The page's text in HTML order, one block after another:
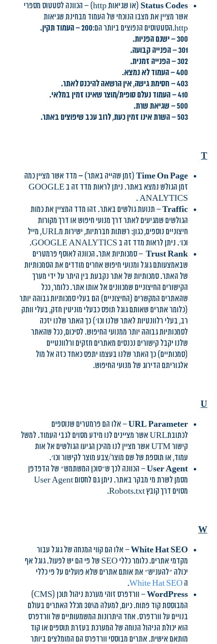
Status Codes
(או שגיאות http) – הכוונה לסטטוס מספרי
אשר מציין את מצבו הנוכחי של העמוד מבחינת שגיאות
http.הסטטוסים הנפוצים ביותר הם:
200 – העמוד תקין.
300 – ישנם הפניות.
301 – הפנייה קבועה.
302 – הפנייה זמנית.
400 – העמוד לא נמצא.
403 – חסימת גישה, אין הרשאה להיכנס לאתר.
410 – העמוד נעלם סופית/מוצר שאינו זמין במלאי.
500 – שגיאת שרת.
503 – השרת אינו זמין כעת, לרוב עכב שיפוצים באתר.
T
Time On Page (זמן שהייה באתר) – מדד אשר מציין כמה
זמן הגולש נמצא באתר. ניתן לראות מדד זה ב GOOGLE
ANALYTICS .
Traffic– תנועת גולשים באתר. זהו מדד המציין את כמות
הגולשים שמגיעים לאתר דרך מנועי חיפוש או דרך מקורות
חיצוניים נוספים, כגון: רשתות חברתיות, ישירות מURL, מייל
וכו׳. ניתן לראות מדד זה ב GOOGLE ANALYTICS.
Trust Rank – סמכותיות אתר. הכוונה לאוסף פרמטרים
שבאמצעותם גוגל ומנועי חיפוש אחרים מודדים את הסמכותיות
של האתר. סמכותיות של אתר נקבעת בין היתר על ידי מערך
הקישורים החיצוניים שמכוונים אל אותו אתר. כלומר, ככל
שהאתרים המקשרים (החיצוניים) הם בעלי סמכותיות גבוהה יותר
(כלומר אתרים שאותם גוגל תופס כבעלי מוניטין חזק, בעלי וותק
רב, בעלי רלוונטיות לאתר שלנו וכו׳) כך האתר שלנו יזכה
לסמכותיות גבוהה יותר ממנועי החיפוש. לסיכום, ככל שהאתר
שלנו יקבל קישורים נכנסים מאתרים חזקים ורלוונטיים
(סמכותיים) כך האתר שלנו בעצמו יתפס כאחד כזה אל מול
אלגוריתם הדירוג של מנועי החיפוש.
U
URL Parameter– אלו הם פרמטרים שנוספים
לכתובתURL אשר מציינים לנו מידע מסוים לגבי העמוד. למשל
קישור UTM אשר מציין לנו מהיכן הגיעו הגולשים אל אות
עמוד, או תוספת של שם מוצר/צבע מוצר לקישור וכו׳.
User Agent– הכוונה לכך ש״סוכן המשתמש״ של הדפדפן
מסמן לשרת מי מבקר באתר. ניתן גם לחסום User Agent
מסוים דרך קובץ Robots.txt.
W
White Hat SEO– אלו הם קווי המנחה של גוגל עבור
מקדמי אתרים. כלומר כללי SEO של פי הם יש לפעול. גוגל אף
יכולה ״להעניש״ את אותם אתרים שלא פועלים על פי כללי
ה White Hat SEO
.
WordPress
– וורדפרס זוהי מערכת ניהול תוכן (CMS)
המבוססת קוד פתוח. כיום, למעלה מ30% מכלל האתרים בעולם
בנויים על וורדפרס. אחד היתרונות המשמעותיים של וורדפרס
הוא יכולת הניהול הנוחה של המערכת בעזרת תוספים או קוד
מותאם אישית. אתרים מבוססי וורדפרס הם המומלצים ביותר